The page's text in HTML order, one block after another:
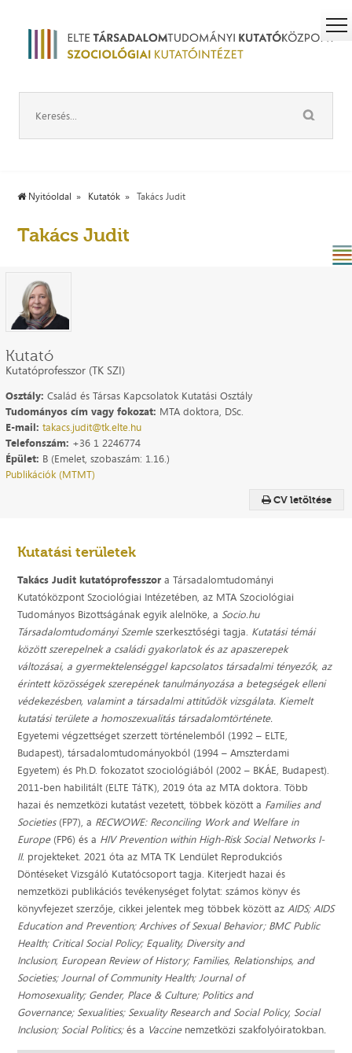
Nyitóoldal Kutatók Takács Judit
Takács Judit
CV letöltése
Kutató
Kutatóprofesszor (TK SZI)
Osztály: Család és Társas Kapcsolatok Kutatási Osztály
Tudományos cím vagy fokozat: MTA doktora, DSc.
E-mail: takacs.judit@tk.elte.hu
Telefonszám: +36 1 2246774
Épület: B (Emelet, szobaszám: 1.16.)
Publikációk (MTMT)
Kutatási területek
Takács Judit kutatóprofesszor a Társadalomtudományi
Kutatóközpont Szociológiai Intézetében, az MTA Szociológiai
Tudományos Bizottságának egyik alelnöke, a Socio.hu
Társadalomtudományi Szemleszerkesztőségi tagja. Kutatási témái
között szerepelnek a családi gyakorlatok és az apaszerepek
változásai, a gyermektelenséggel kapcsolatos társadalmi tényezők, az
érintett közösségek szerepének tanulmányozása a betegségek elleni
védekezésben, valamint a társadalmi attitűdök vizsgálata. Kiemelt
kutatási területe a homoszexualitás társadalomtörténete.
Egyetemi végzettséget szerzett történelemből (1992 – ELTE,
Budapest), társadalomtudományokból (1994 – Amszterdami
Egyetem) és Ph.D. fokozatot szociológiából (2002 – BKÁE, Budapest).
2011-ben habilitált (ELTE TáTK), 2019 óta az MTA doktora. Több
hazai és nemzetközi kutatást vezetett, többek között a Families and
Societies(FP7), a RECWOWE: Reconciling Work and Welfare in
Europe(FP6) és a HIV Prevention within High-Risk Social Networks I-
II. projekteket. 2021 óta az MTA TK Lendület Reprodukciós
Döntéseket Vizsgáló Kutatócsoport tagja. Kiterjedt hazai és
nemzetközi publikációs tevékenységet folytat: számos könyv és
könyvfejezet szerzője, cikkei jelentek meg többek között azAIDS; AIDS
Education and Prevention; Archives of Sexual Behavior; BMC Public
Health; Critical Social Policy; Equality, Diversity and
Inclusion; European Review of History; Families, Relationships, and
Societies; Journal of Community Health; Journal of
Homosexuality; Gender, Place & Culture; Politics and
Governance; Sexualities; Sexuality Research and Social Policy; Social
Inclusion; Social Politics;és a Vaccine nemzetközi szakfolyóiratokban.